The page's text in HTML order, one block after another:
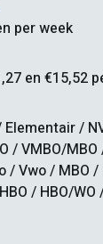
per week
en €15,52
Elementair /
/ VMBO/MBO
/ Vwo / MBO /
/ HBO/WO